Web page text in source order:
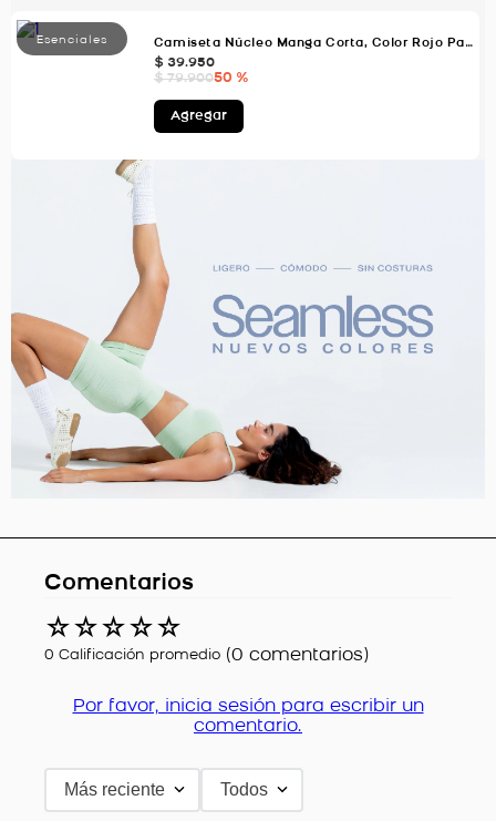
Camiseta Núcleo Manga Corta, Color Rojo Para Hombre
$ 39.950
$ 79.90050 %
Agregar
Comentarios
☆☆☆☆☆
0 Calificación promedio (0 comentarios)
Por favor, inicia sesión para escribir un
comentario.
Más reciente Todos